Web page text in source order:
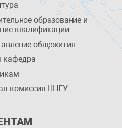
образование и
квалификации
общежития
кафедра
комиссия ННГУ